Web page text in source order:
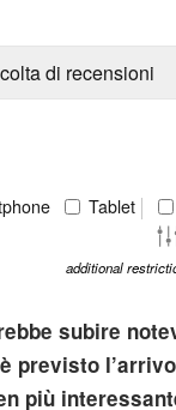
di recensioni
Tablet
additional
subire
previsto
più